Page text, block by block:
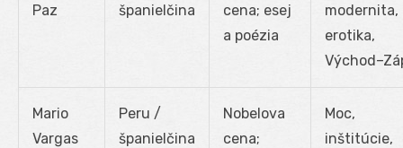
Paz
španielčina
cena; esej
a poézia
modernita,
erotika,
Mario
Vargas
Peru /
španielčina
Nobelova
cena;
Moc,
inštitúcie,